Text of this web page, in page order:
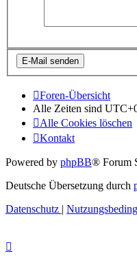
Foren-Übersicht
Alle Zeiten sind
Alle Cookies löschen
Kontakt
Powered by phpBB® Forum
Deutsche Übersetzung durch
Datenschutz